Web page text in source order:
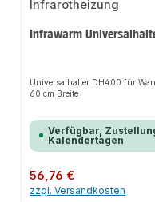
Infrawarm
Universalhalter DH400 für
60 cm Breite
Verfügbar,
Kalendertagen
Regulärer Preis:
56,76 €
zzgl. Versandkosten